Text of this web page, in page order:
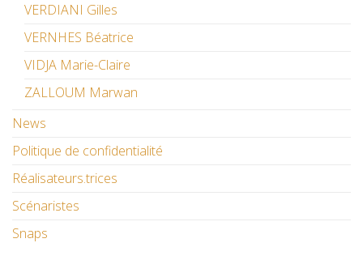
VERDIANI Gilles
VERNHES Béatrice
VIDJA Marie-Claire
ZALLOUM Marwan
News
Politique de confidentialité
Réalisateurs.trices
Scénaristes
Snaps